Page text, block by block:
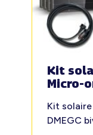
Kit
Micro-
Kit
DMEGC